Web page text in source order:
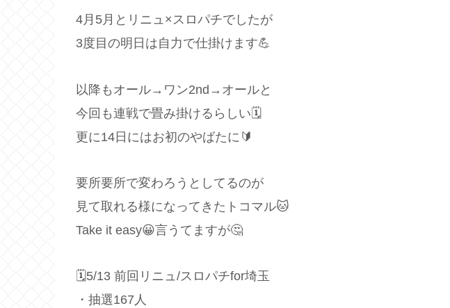
4月5月とリニュ×スロパチでしたが
3度目の明日は自力で仕掛けます💪
以降もオール→ワン2nd→オールと
今回も連戦で畳み掛けるらしい🗓
更に14日にはお初のやばたに🔰
要所要所で変わろうとしてるのが
見て取れる様になってきたトコマル🐱
Take it easy😀言うてますが🤔
🗓5/13 前回リニュ/スロパチfor埼玉
・抽選167人